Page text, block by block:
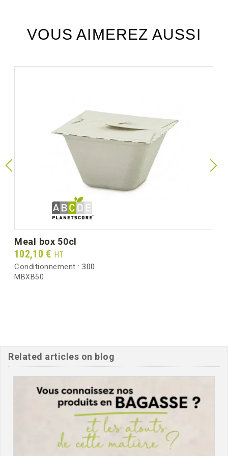
VOUS AIMEREZ AUSSI
meal box 50cl
Prix
102,10 € HT
Conditionnement : 300
MBXB50
Related articles on blog